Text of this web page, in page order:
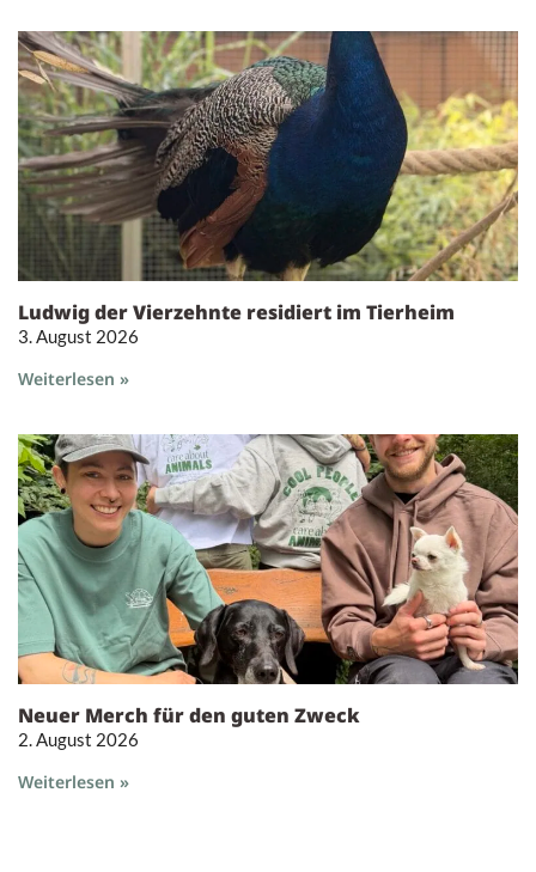
Ludwig der Vierzehnte residiert im Tierheim
3. August 2026
Weiterlesen »
Neuer Merch für den guten Zweck
2. August 2026
Weiterlesen »